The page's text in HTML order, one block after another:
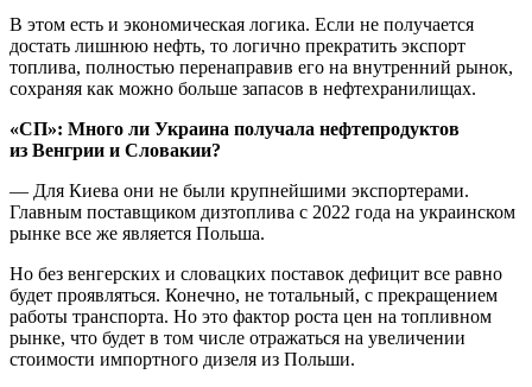
В этом есть и экономическая логика. Если не получается
достать лишнюю нефть, то логично прекратить экспорт
топлива, полностью перенаправив его на внутренний рынок,
сохраняя как можно больше запасов в нефтехранилищах.
«СП»: Много ли Украина получала нефтепродуктов
из Венгрии и Словакии?
— Для Киева они не были крупнейшими экспортерами.
Главным поставщиком дизтоплива с 2022 года на украинском
рынке все же является Польша.
Но без венгерских и словацких поставок дефицит все равно
будет проявляться. Конечно, не тотальный, с прекращением
работы транспорта. Но это фактор роста цен на топливном
рынке, что будет в том числе отражаться на увеличении
стоимости импортного дизеля из Польши.